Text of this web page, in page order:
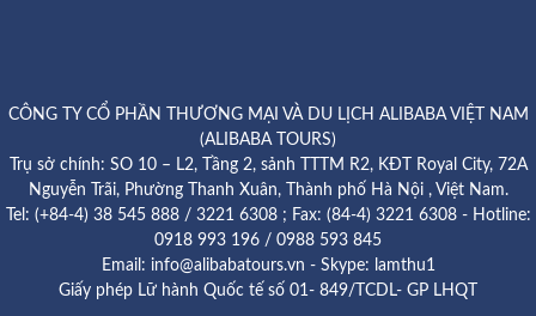
CÔNG TY CỔ PHẦN THƯƠNG MẠI VÀ DU LỊCH ALIBABA VIỆT NAM
(ALIBABA TOURS)
Trụ sở chính: SO 10 – L2, Tầng 2, sảnh TTTM R2, KĐT Royal City, 72A
Nguyễn Trãi, Phường Thanh Xuân, Thành phố Hà Nội , Việt Nam.
Tel: (+84-4) 38 545 888 / 3221 6308 ; Fax: (84-4) 3221 6308 - Hotline:
0918 993 196 / 0988 593 845
Email: info@alibabatours.vn - Skype: lamthu1
Giấy phép Lữ hành Quốc tế số 01- 849/TCDL- GP LHQT